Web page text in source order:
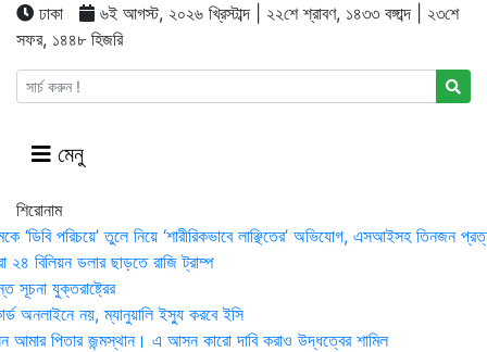
ঢাকা
৬ই আগস্ট, ২০২৬ খ্রিস্টাব্দ | ২২শে শ্রাবণ, ১৪৩৩ বঙ্গাব্দ | ২৩শে
সফর, ১৪৪৮ হিজরি
মেনু
শিরোনাম
‘ডিবি পরিচয়ে’ তুলে নিয়ে ‘শারীরিকভাবে লাঞ্ছিতের’ অভিযোগ, এসআইসহ তিনজন
২৪ বিলিয়ন ডলার ছাড়তে রাজি ট্রাম্প
সূচনা যুক্তরাষ্ট্রের
অনলাইনে নয়, ম্যানুয়ালি ইস্যু করবে ইসি
পিতার জন্মস্থান। এ আসন কারো দাবি করাও উদ্ধত্বের শামিল